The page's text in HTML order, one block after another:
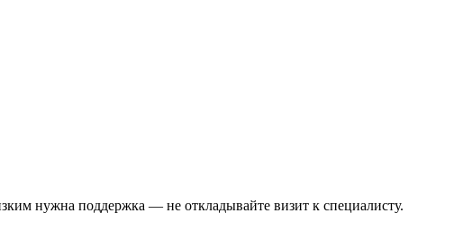
нужна поддержка — не откладывайте визит к специалисту.